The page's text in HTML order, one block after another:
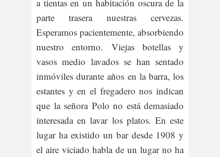
a tientas en un habitación oscura de la
parte trasera nuestras cervezas.
Esperamos pacientemente, absorbiendo
nuestro entorno. Viejas botellas y
vasos medio lavados se han sentado
inmóviles durante años en la barra, los
estantes y en el fregadero nos indican
que la señora Polo no está demasiado
interesada en lavar los platos. En este
lugar ha existido un bar desde 1908 y
el aire viciado habla de un lugar no ha